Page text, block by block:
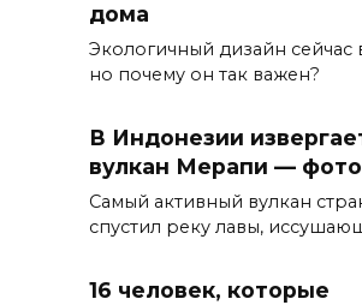
дома
Экологичный дизайн сейчас
но почему он так важен?
В Индонезии
вулкан Мерапи — фото
Самый активный вулкан
спустил реку лавы,
16 человек, которые